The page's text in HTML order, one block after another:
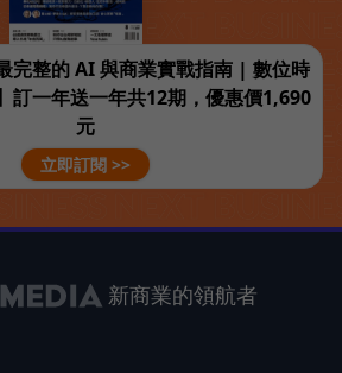
完整的 AI 與商業實戰指南 | 數位時
訂一年送一年共12期，優惠價1,690
元
立即訂閱 >>
新商業的領航者